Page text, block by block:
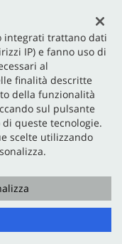
Tutti i diritti
integrati trattano dati
IP) e fanno uso di
al
finalità descritte
della funzionalità
sul pulsante
queste tecnologie.
scelte utilizzando